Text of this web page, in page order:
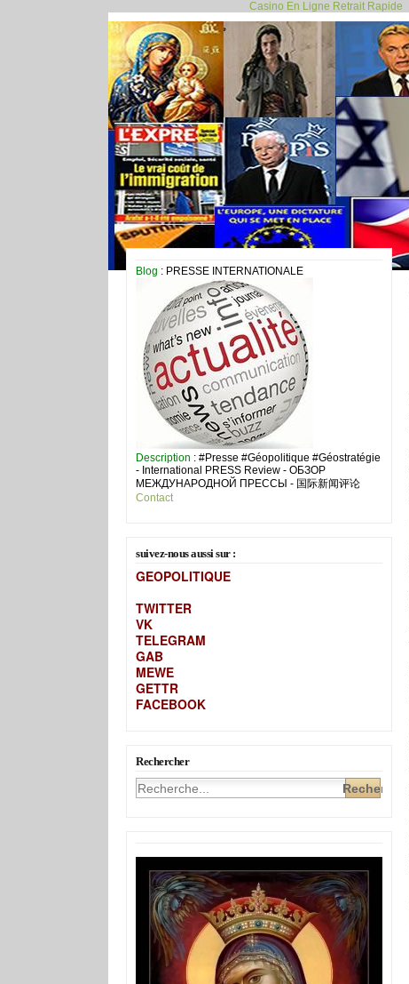
Casino En Ligne Retrait Rapide
Blog : PRESSE INTERNATIONALE
Description : #Presse #Géopolitique #Géostratégie
- International PRESS Review - ОБЗОР
МЕЖДУНАРОДНОЙ ПРЕССЫ - 国际新闻评论
Contact
suivez-nous aussi sur :
GEOPOLITIQUE
TWITTER
VK
TELEGRAM
GAB
MEWE
GETTR
FACEBOOK
Rechercher